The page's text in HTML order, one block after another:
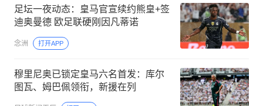
足坛一夜动态：皇马官宣续约熊皇+签
迪奥曼德 欧足联硬刚因凡蒂诺
念洲 打开APP
穆里尼奥已锁定皇马六名首发：库尔
图瓦、姆巴佩领衔，新援在列